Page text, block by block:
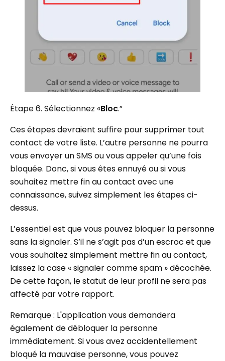
Étape 6. Sélectionnez «Bloc.”
Ces étapes devraient suffire pour supprimer tout
contact de votre liste. L’autre personne ne pourra
vous envoyer un SMS ou vous appeler qu’une fois
bloquée. Donc, si vous êtes ennuyé ou si vous
souhaitez mettre fin au contact avec une
connaissance, suivez simplement les étapes ci-
dessus.
L’essentiel est que vous pouvez bloquer la personne
sans la signaler. S’il ne s’agit pas d’un escroc et que
vous souhaitez simplement mettre fin au contact,
laissez la case « signaler comme spam » décochée.
De cette façon, le statut de leur profil ne sera pas
affecté par votre rapport.
Remarque : L'application vous demandera
également de débloquer la personne
immédiatement. Si vous avez accidentellement
bloqué la mauvaise personne, vous pouvez